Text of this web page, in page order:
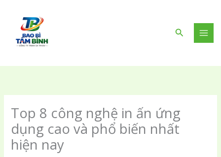
dung
Tìm
kiếm
Top 8 công nghệ in ấn ứng
dụng cao và phổ biến nhất
hiện nay